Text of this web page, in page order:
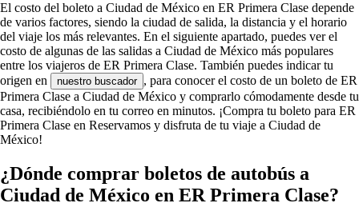
El costo del boleto a Ciudad de México en ER Primera Clase depende
de varios factores, siendo la ciudad de salida, la distancia y el horario
del viaje los más relevantes. En el siguiente apartado, puedes ver el
costo de algunas de las salidas a Ciudad de México más populares
entre los viajeros de ER Primera Clase. También puedes indicar tu
origen en
nuestro buscador , para conocer el costo de un boleto de ER
Primera Clase a Ciudad de México y comprarlo cómodamente desde tu
casa, recibiéndolo en tu correo en minutos. ¡Compra tu boleto para ER
Primera Clase en Reservamos y disfruta de tu viaje a Ciudad de
México!
¿Dónde comprar boletos de autobús a
Ciudad de México en ER Primera Clase?